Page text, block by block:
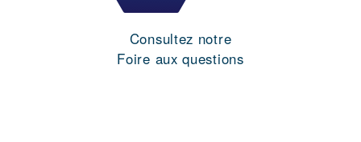
Consultez notre
Foire aux questions